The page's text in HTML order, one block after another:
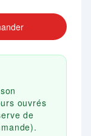
ouvrés
de